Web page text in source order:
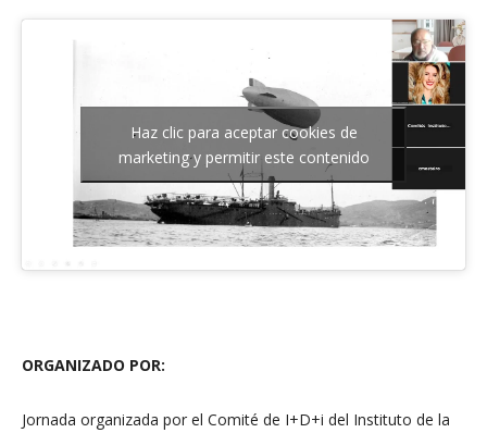
Haz clic para aceptar cookies de
marketing y permitir este contenido
ORGANIZADO POR:
Jornada organizada por el Comité de I+D+i del Instituto de la